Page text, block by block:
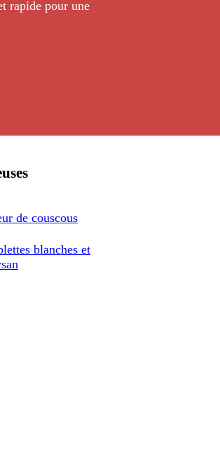
rapide pour une
de couscous
blanches et